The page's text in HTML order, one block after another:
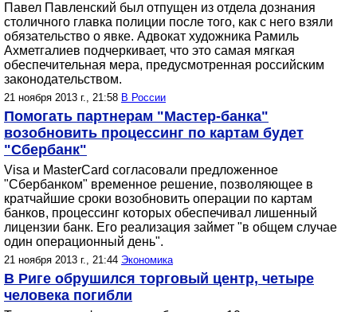
Павел Павленский был отпущен из отдела дознания
столичного главка полиции после того, как с него взяли
обязательство о явке. Адвокат художника Рамиль
Ахметгалиев подчеркивает, что это самая мягкая
обеспечительная мера, предусмотренная российским
законодательством.
21 ноября 2013 г., 21:58 В России
Помогать партнерам "Мастер-банка"
возобновить процессинг по картам будет
"Сбербанк"
Visa и MasterCard согласовали предложенное
"Сбербанком" временное решение, позволяющее в
кратчайшие сроки возобновить операции по картам
банков, процессинг которых обеспечивал лишенный
лицензии банк. Его реализация займет "в общем случае
один операционный день".
21 ноября 2013 г., 21:44 Экономика
В Риге обрушился торговый центр, четыре
человека погибли